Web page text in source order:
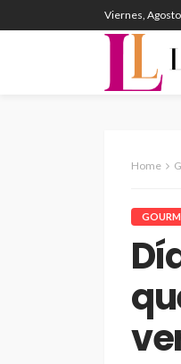
Viernes,
Home